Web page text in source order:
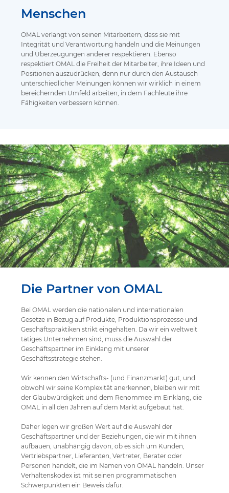
Menschen
OMAL verlangt von seinen Mitarbeitern, dass sie mit
Integrität und Verantwortung handeln und die Meinungen
und Überzeugungen anderer respektieren. Ebenso
respektiert OMAL die Freiheit der Mitarbeiter, ihre Ideen und
Positionen auszudrücken, denn nur durch den Austausch
unterschiedlicher Meinungen können wir wirklich in einem
bereichernden Umfeld arbeiten, in dem Fachleute ihre
Fähigkeiten verbessern können.
Die Partner von OMAL
Bei OMAL werden die nationalen und internationalen
Gesetze in Bezug auf Produkte, Produktionsprozesse und
Geschäftspraktiken strikt eingehalten. Da wir ein weltweit
tätiges Unternehmen sind, muss die Auswahl der
Geschäftspartner im Einklang mit unserer
Geschäftsstrategie stehen.
Wir kennen den Wirtschafts- (und Finanzmarkt) gut, und
obwohl wir seine Komplexität anerkennen, bleiben wir mit
der Glaubwürdigkeit und dem Renommee im Einklang, die
OMAL in all den Jahren auf dem Markt aufgebaut hat.
Daher legen wir großen Wert auf die Auswahl der
Geschäftspartner und der Beziehungen, die wir mit ihnen
aufbauen, unabhängig davon, ob es sich um Kunden,
Vertriebspartner, Lieferanten, Vertreter, Berater oder
Personen handelt, die im Namen von OMAL handeln. Unser
Verhaltenskodex ist mit seinen programmatischen
Schwerpunkten ein Beweis dafür.